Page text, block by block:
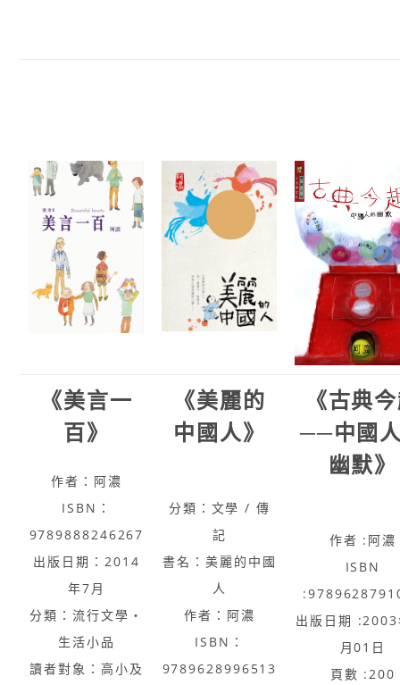
《美言一
百》
作者：阿濃
ISBN：
9789888246267
出版日期：2014
年7月
分類：流行文學‧
生活小品
讀者對象：高小及
《美麗的
中國人》
分類：文學 / 傳
記
書名：美麗的中國
人
作者：阿濃
ISBN：
9789628996513
《古典
──中國
幽默》
作者 :阿濃
ISBN
出版日期
月01日
頁數 :200